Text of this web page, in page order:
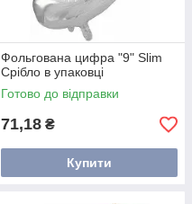
Фольгована цифра "9" Slim
Срібло в упаковці
Готово до відправки
71,18 ₴
Купити